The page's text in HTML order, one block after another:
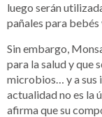
luego serán
pañales para
Sin embargo,
para la salud y que
microbios… y a sus
actualidad no es la
afirma que su